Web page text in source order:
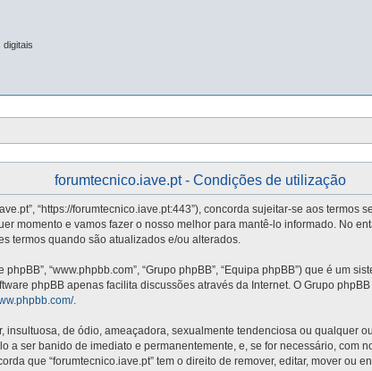
digitais
forumtecnico.iave.pt - Condições de utilização
“https://forumtecnico.iave.pt:443”), concorda sujeitar-se aos
momento e vamos fazer o nosso melhor para mantê-lo informado. No
termos quando são atualizados e/ou alterados.
“www.phpbb.com”, “Grupo phpBB”, “Equipa phpBB”) que é um
phpBB apenas facilita discussões através da Internet. O Grupo
.
de ódio, ameaçadora, sexualmente tendenciosa ou qualquer
a ser banido de imediato e permanentemente, e, se for necessário, com
que “forumtecnico.iave.pt” tem o direito de remover, editar, mover ou